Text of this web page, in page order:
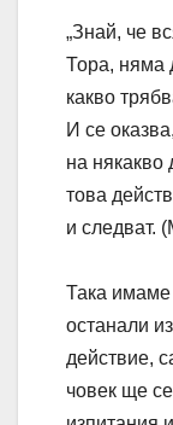
„Знай, че
Тора, няма
какво
И се
на някакво
това
и следват.
Така имаме
останали
действие,
човек ще